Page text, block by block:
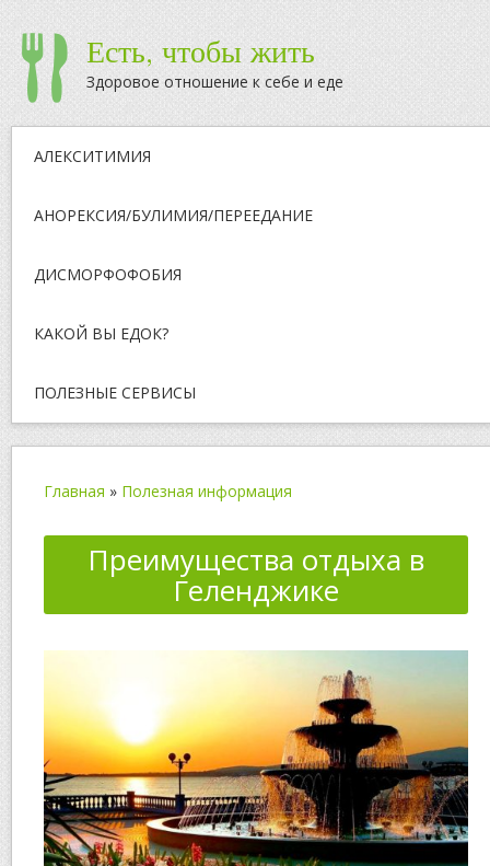
Есть, чтобы жить
Здоровое отношение к себе и еде
АЛЕКСИТИМИЯ
АНОРЕКСИЯ/БУЛИМИЯ/ПЕРЕЕДАНИЕ
ДИСМОРФОФОБИЯ
КАКОЙ ВЫ ЕДОК?
ПОЛЕЗНЫЕ СЕРВИСЫ
Главная » Полезная информация
Преимущества отдыха в
Геленджике